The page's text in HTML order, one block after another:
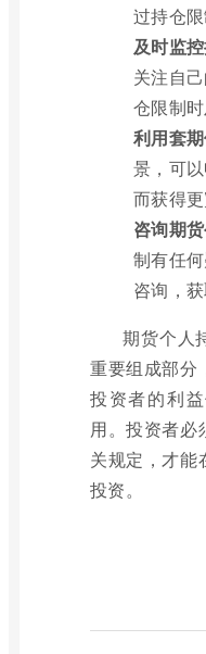
过持仓限
及时监
关注自
仓限制时
利用套期
景，可
而获得更
咨询期货
制有任
咨询，获
期货个人
重要组成部分
投资者的利
用。投资者必
关规定，才能
投资。